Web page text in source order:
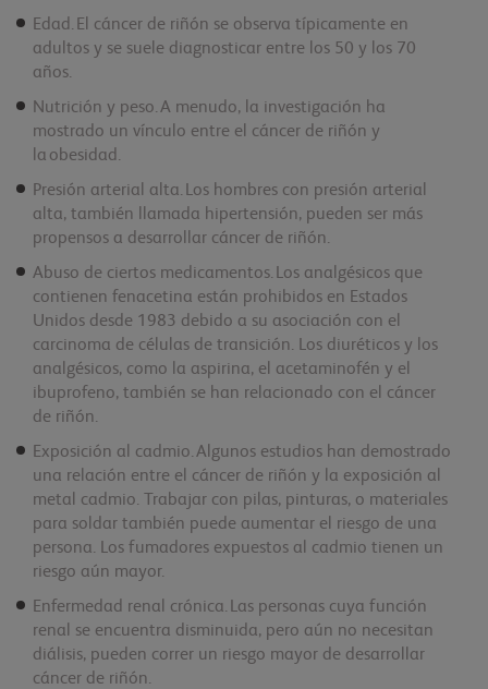
Edad. El cáncer de riñón se observa típicamente en
adultos y se suele diagnosticar entre los 50 y los 70
años.
Nutrición y peso. A menudo, la investigación ha
mostrado un vínculo entre el cáncer de riñón y
la obesidad.
Presión arterial alta. Los hombres con presión arterial
alta, también llamada hipertensión, pueden ser más
propensos a desarrollar cáncer de riñón.
Abuso de ciertos medicamentos. Los analgésicos que
contienen fenacetina están prohibidos en Estados
Unidos desde 1983 debido a su asociación con el
carcinoma de células de transición. Los diuréticos y los
analgésicos, como la aspirina, el acetaminofén y el
ibuprofeno, también se han relacionado con el cáncer
de riñón.
Exposición al cadmio. Algunos estudios han demostrado
una relación entre el cáncer de riñón y la exposición al
metal cadmio. Trabajar con pilas, pinturas, o materiales
para soldar también puede aumentar el riesgo de una
persona. Los fumadores expuestos al cadmio tienen un
riesgo aún mayor.
Enfermedad renal crónica. Las personas cuya función
renal se encuentra disminuida, pero aún no necesitan
diálisis, pueden correr un riesgo mayor de desarrollar
cáncer de riñón.